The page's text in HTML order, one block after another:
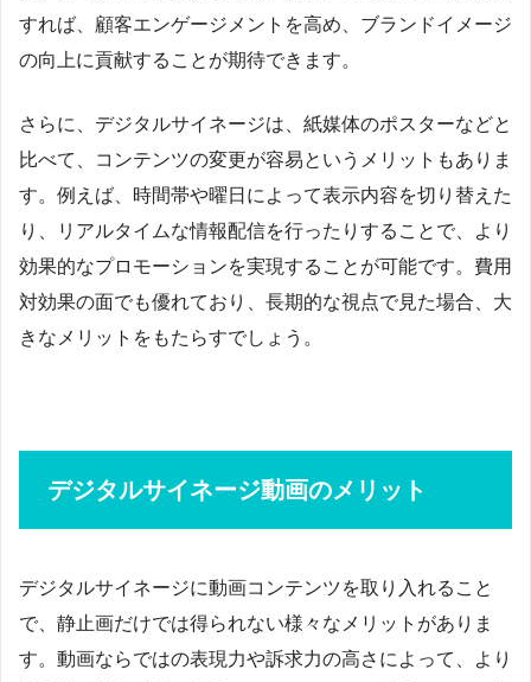
すれば、顧客エンゲージメントを高め、ブランドイメージ
の向上に貢献することが期待できます。
さらに、デジタルサイネージは、紙媒体のポスターなどと
比べて、コンテンツの変更が容易というメリットもありま
す。例えば、時間帯や曜日によって表示内容を切り替えた
り、リアルタイムな情報配信を行ったりすることで、より
効果的なプロモーションを実現することが可能です。費用
対効果の面でも優れており、長期的な視点で見た場合、大
きなメリットをもたらすでしょう。
デジタルサイネージ動画のメリット
デジタルサイネージに動画コンテンツを取り入れること
で、静止画だけでは得られない様々なメリットがありま
す。動画ならではの表現力や訴求力の高さによって、より